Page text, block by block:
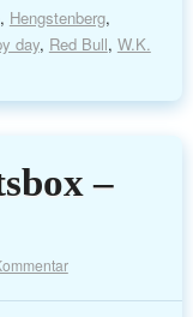
, Hengstenberg,
day, Red Bull, W.K.
–